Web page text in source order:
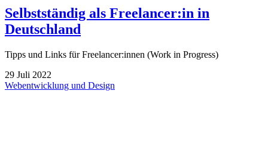
Selbstständig als Freelancer:in in
Deutschland
Tipps und Links für Freelancer:innen (Work in Progress)
29 Juli 2022
Webentwicklung und Design